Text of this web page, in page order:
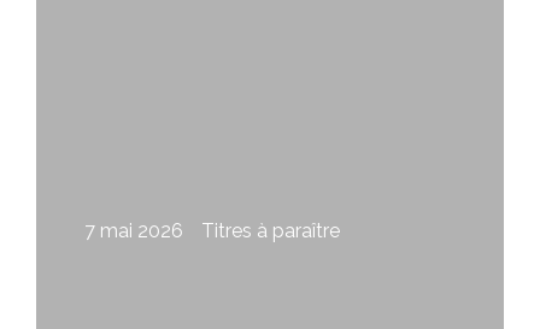
7 mai 2026 Titres à paraître